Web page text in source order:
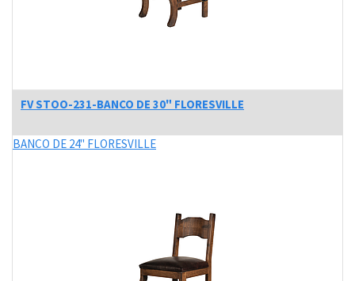
FV STOO-231-BANCO DE 30" FLORESVILLE
BANCO DE 24" FLORESVILLE